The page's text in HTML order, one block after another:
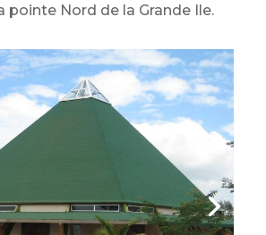
pointe Nord de la Grande Ile.